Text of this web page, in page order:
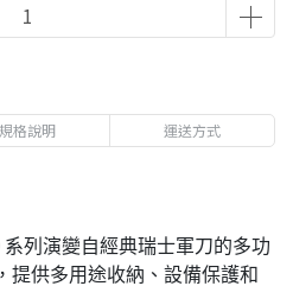
規格說明 運送方式
列演變自經典瑞士軍刀的多功
提供多用途收納、設備保護和